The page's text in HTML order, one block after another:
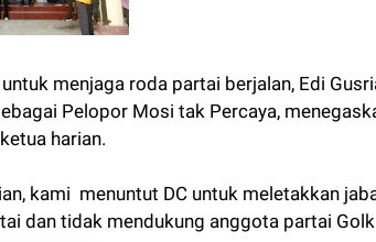
menjaga roda partai berjalan, Edi
Pelopor Mosi tak Percaya,
harian.
kami menuntut DC untuk meletakkan
dan tidak mendukung anggota partai